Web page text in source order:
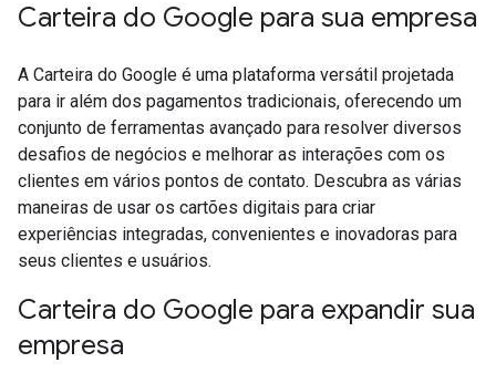
Carteira do Google para sua empresa
A Carteira do Google é uma plataforma versátil projetada
para ir além dos pagamentos tradicionais, oferecendo um
conjunto de ferramentas avançado para resolver diversos
desafios de negócios e melhorar as interações com os
clientes em vários pontos de contato. Descubra as várias
maneiras de usar os cartões digitais para criar
experiências integradas, convenientes e inovadoras para
seus clientes e usuários.
Carteira do Google para expandir sua
empresa